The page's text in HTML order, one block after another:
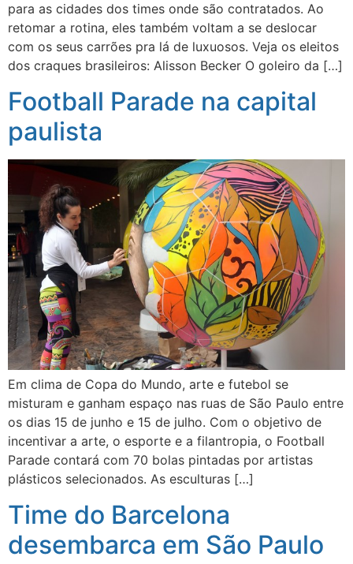
para as cidades dos times onde são contratados. Ao
retomar a rotina, eles também voltam a se deslocar
com os seus carrões pra lá de luxuosos. Veja os eleitos
dos craques brasileiros: Alisson Becker O goleiro da […]
Football Parade na capital
paulista
Em clima de Copa do Mundo, arte e futebol se
misturam e ganham espaço nas ruas de São Paulo entre
os dias 15 de junho e 15 de julho. Com o objetivo de
incentivar a arte, o esporte e a filantropia, o Football
Parade contará com 70 bolas pintadas por artistas
plásticos selecionados. As esculturas […]
Time do Barcelona
desembarca em São Paulo